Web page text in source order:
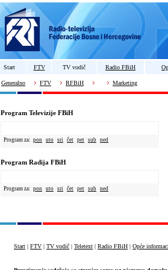
Start FTV TV vodič Radio FBiH
Generalno FTV RFBiH Marketing
Program Televizije FBiH
Program za: pon uto sri čet pet sub ned
Program Radija FBiH
Program za: pon uto sri čet pet sub ned
Start | FTV | TV vodič | Teletext | Radio FBiH | Opće